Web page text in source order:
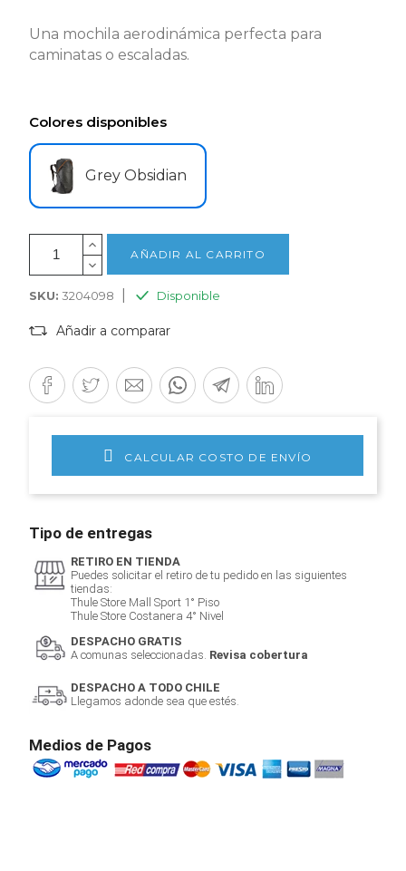
Una mochila aerodinámica perfecta para
caminatas o escaladas.
Colores disponibles
Grey Obsidian
AÑADIR AL CARRITO
SKU: 3204098 Disponible
Añadir a comparar
CALCULAR COSTO DE ENVÍO
Tipo de entregas
RETIRO EN TIENDA
Puedes solicitar el retiro de tu pedido en las siguientes
tiendas:
Thule Store Mall Sport 1° Piso
Thule Store Costanera 4° Nivel
DESPACHO GRATIS
A comunas seleccionadas. Revisa cobertura
DESPACHO A TODO CHILE
Llegamos adonde sea que estés.
Medios de Pagos